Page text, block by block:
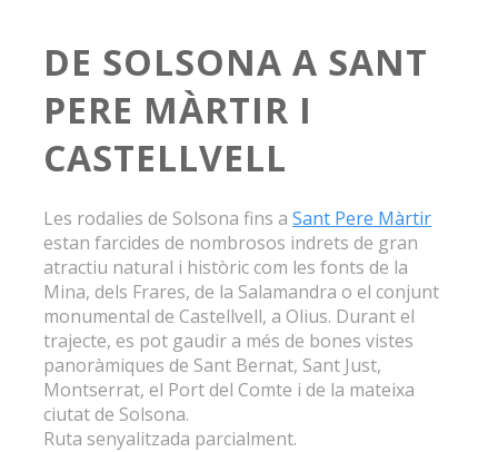
DE SOLSONA A SANT
PERE MÀRTIR I
CASTELLVELL
Les rodalies de Solsona fins aSant Pere Màrtir
estan farcides de nombrosos indrets de gran
atractiu natural i històric com les fonts de la
Mina, dels Frares, de la Salamandra o el conjunt
monumental de Castellvell, a Olius. Durant el
trajecte, es pot gaudir a més de bones vistes
panoràmiques de Sant Bernat, Sant Just,
Montserrat, el Port del Comte i de la mateixa
ciutat de Solsona.
Ruta senyalitzada parcialment.